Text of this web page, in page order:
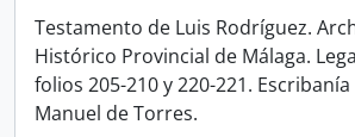
Testamento de Luis Rodríguez.
Histórico Provincial de Málaga.
folios 205-210 y 220-221.
Manuel de Torres.